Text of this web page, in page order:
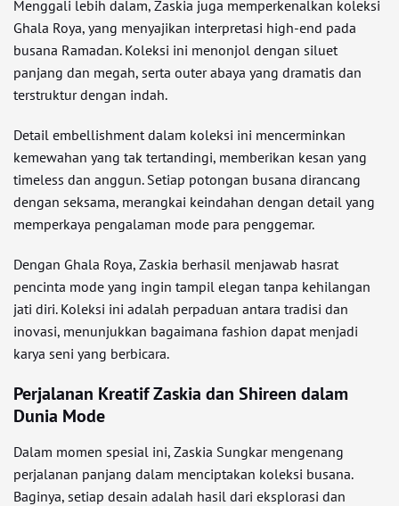
Menggali lebih dalam, Zaskia juga memperkenalkan koleksi
Ghala Roya, yang menyajikan interpretasi high-end pada
busana Ramadan. Koleksi ini menonjol dengan siluet
panjang dan megah, serta outer abaya yang dramatis dan
terstruktur dengan indah.
Detail embellishment dalam koleksi ini mencerminkan
kemewahan yang tak tertandingi, memberikan kesan yang
timeless dan anggun. Setiap potongan busana dirancang
dengan seksama, merangkai keindahan dengan detail yang
memperkaya pengalaman mode para penggemar.
Dengan Ghala Roya, Zaskia berhasil menjawab hasrat
pencinta mode yang ingin tampil elegan tanpa kehilangan
jati diri. Koleksi ini adalah perpaduan antara tradisi dan
inovasi, menunjukkan bagaimana fashion dapat menjadi
karya seni yang berbicara.
Perjalanan Kreatif Zaskia dan Shireen dalam
Dunia Mode
Dalam momen spesial ini, Zaskia Sungkar mengenang
perjalanan panjang dalam menciptakan koleksi busana.
Baginya, setiap desain adalah hasil dari eksplorasi dan